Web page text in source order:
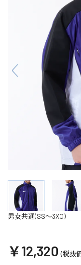
男女共通(SS～3XO)
￥12,320 (税抜